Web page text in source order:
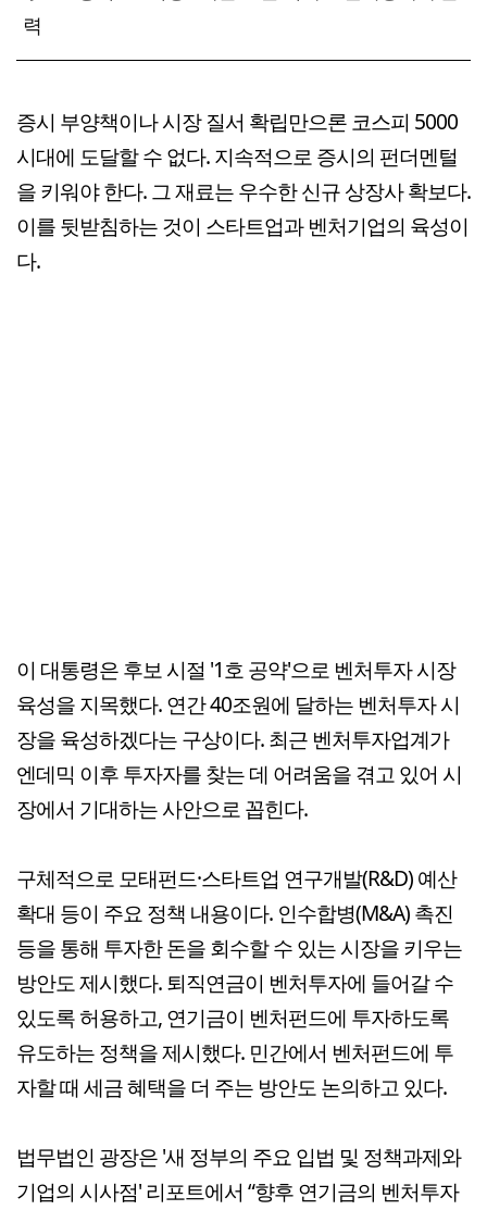
력
증시 부양책이나 시장 질서 확립만으론 코스피 5000
시대에 도달할 수 없다. 지속적으로 증시의 펀더멘털
을 키워야 한다. 그 재료는 우수한 신규 상장사 확보다.
이를 뒷받침하는 것이 스타트업과 벤처기업의 육성이
다.
이 대통령은 후보 시절 '1호 공약'으로 벤처투자 시장
육성을 지목했다. 연간 40조원에 달하는 벤처투자 시
장을 육성하겠다는 구상이다. 최근 벤처투자업계가
엔데믹 이후 투자자를 찾는 데 어려움을 겪고 있어 시
장에서 기대하는 사안으로 꼽힌다.
구체적으로 모태펀드·스타트업 연구개발(R&D) 예산
확대 등이 주요 정책 내용이다. 인수합병(M&A) 촉진
등을 통해 투자한 돈을 회수할 수 있는 시장을 키우는
방안도 제시했다. 퇴직연금이 벤처투자에 들어갈 수
있도록 허용하고, 연기금이 벤처펀드에 투자하도록
유도하는 정책을 제시했다. 민간에서 벤처펀드에 투
자할 때 세금 혜택을 더 주는 방안도 논의하고 있다.
법무법인 광장은 '새 정부의 주요 입법 및 정책과제와
기업의 시사점' 리포트에서 “향후 연기금의 벤처투자